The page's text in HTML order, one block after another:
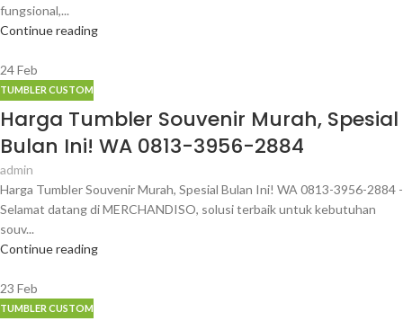
fungsional,...
Continue reading
24Feb
TUMBLER CUSTOM
Harga Tumbler Souvenir Murah, Spesial
Bulan Ini! WA 0813-3956-2884
admin
Harga Tumbler Souvenir Murah, Spesial Bulan Ini! WA 0813-3956-2884 -
Selamat datang di MERCHANDISO, solusi terbaik untuk kebutuhan
souv...
Continue reading
23 Feb
TUMBLER CUSTOM